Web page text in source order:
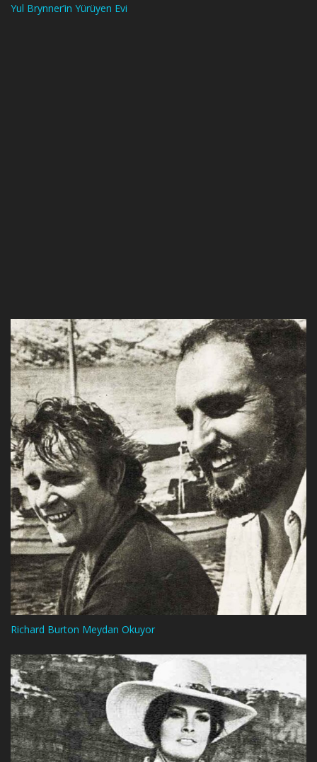
Yul Brynner’in Yürüyen Evi
Richard Burton Meydan Okuyor